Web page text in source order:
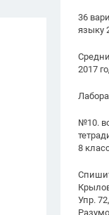
36
языку
2017
№10.
8
Упр.